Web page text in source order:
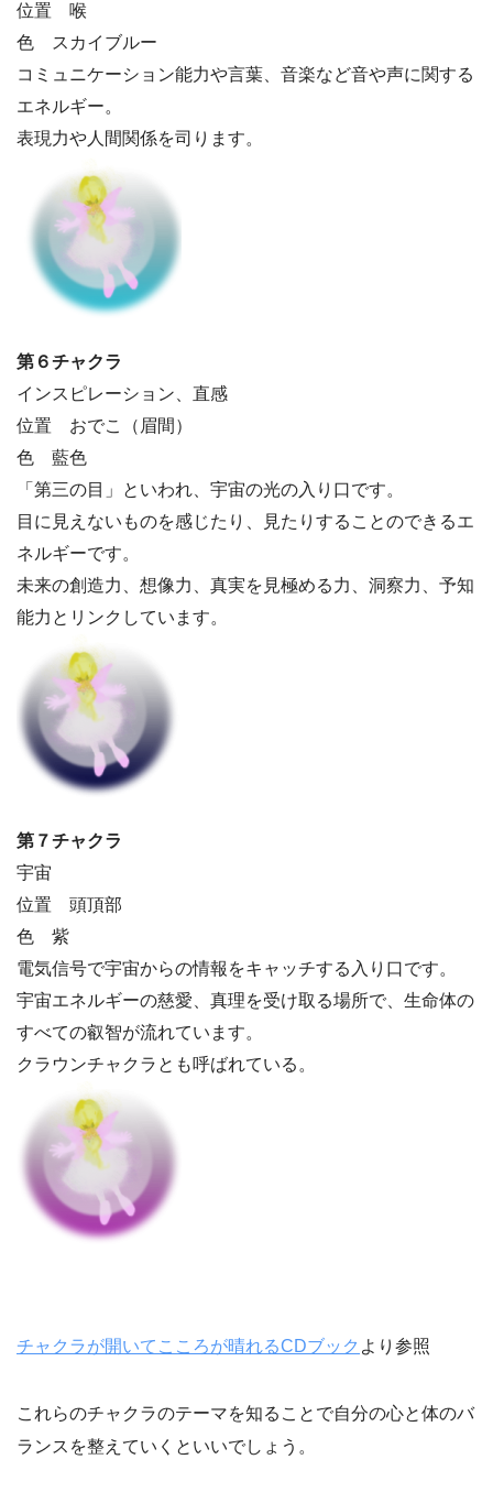
位置 喉
色 スカイブルー
コミュニケーション能力や言葉、音楽など音や声に関する
エネルギー。
表現力や人間関係を司ります。
第６チャクラ
インスピレーション、直感
位置 おでこ（眉間）
色 藍色
「第三の目」といわれ、宇宙の光の入り口です。
目に見えないものを感じたり、見たりすることのできるエ
ネルギーです。
未来の創造力、想像力、真実を見極める力、洞察力、予知
能力とリンクしています。
第７チャクラ
宇宙
位置 頭頂部
色 紫
電気信号で宇宙からの情報をキャッチする入り口です。
宇宙エネルギーの慈愛、真理を受け取る場所で、生命体の
すべての叡智が流れています。
クラウンチャクラとも呼ばれている。
チャクラが開いてこころが晴れるCDブック より参照
これらのチャクラのテーマを知ることで自分の心と体のバ
ランスを整えていくといいでしょう。